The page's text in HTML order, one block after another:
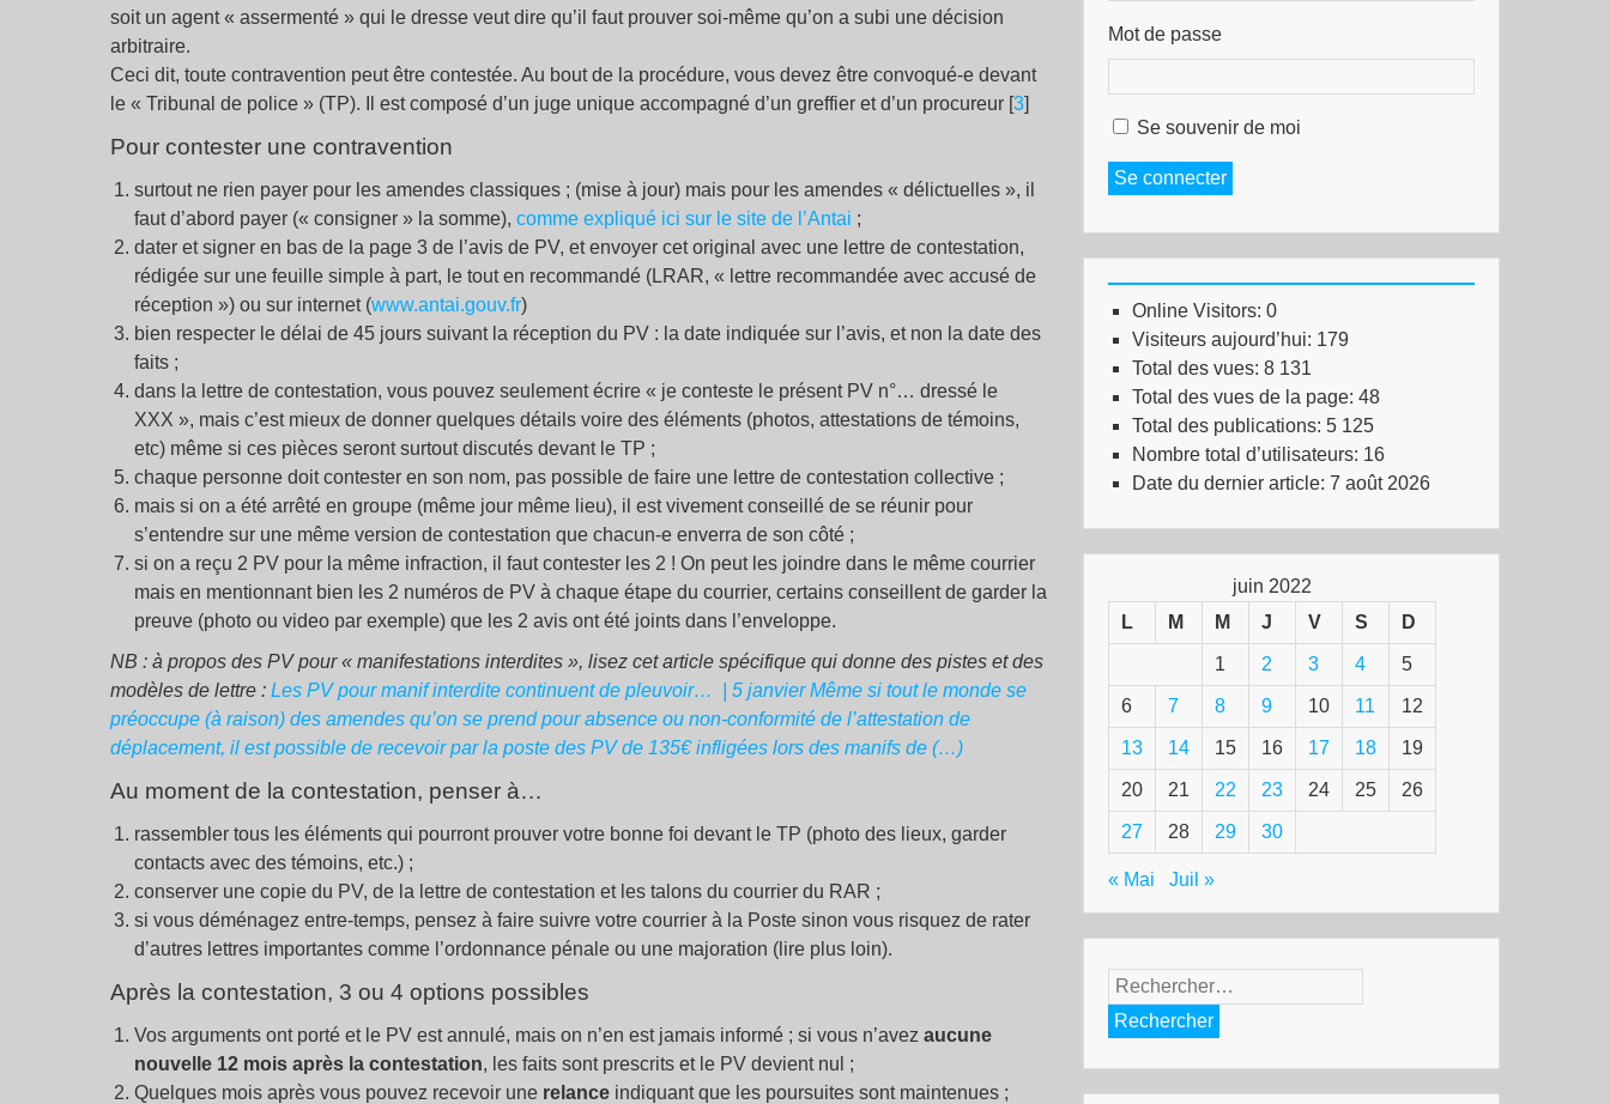
soit un agent « assermenté » qui le dresse veut dire qu’il faut prouver soi-même qu’on a subi une décision
arbitraire.
Ceci dit, toute contravention peut être contestée. Au bout de la procédure, vous devez être convoqué-e devant
le « Tribunal de police » (TP). Il est composé d’un juge unique accompagné d’un greffier et d’un procureur [3]
Pour contester une contravention
surtout ne rien payer pour les amendes classiques ; (mise à jour) mais pour les amendes « délictuelles », il
faut d’abord payer (« consigner » la somme), comme expliqué ici sur le site de l’Antai ;
dater et signer en bas de la page 3 de l’avis de PV, et envoyer cet original avec une lettre de contestation,
rédigée sur une feuille simple à part, le tout en recommandé (LRAR, « lettre recommandée avec accusé de
réception ») ou sur internet (www.antai.gouv.fr)
bien respecter le délai de 45 jours suivant la réception du PV : la date indiquée sur l’avis, et non la date des
faits ;
dans la lettre de contestation, vous pouvez seulement écrire « je conteste le présent PV n°… dressé le
XXX », mais c’est mieux de donner quelques détails voire des éléments (photos, attestations de témoins,
etc) même si ces pièces seront surtout discutés devant le TP ;
chaque personne doit contester en son nom, pas possible de faire une lettre de contestation collective ;
mais si on a été arrêté en groupe (même jour même lieu), il est vivement conseillé de se réunir pour
s’entendre sur une même version de contestation que chacun-e enverra de son côté ;
si on a reçu 2 PV pour la même infraction, il faut contester les 2 ! On peut les joindre dans le même courrier
mais en mentionnant bien les 2 numéros de PV à chaque étape du courrier, certains conseillent de garder la
preuve (photo ou video par exemple) que les 2 avis ont été joints dans l’enveloppe.
NB : à propos des PV pour « manifestations interdites », lisez cet article spécifique qui donne des pistes et des
modèles de lettre : Les PV pour manif interdite continuent de pleuvoir… | 5 janvierMême si tout le monde se
préoccupe (à raison) des amendes qu’on se prend pour absence ou non-conformité de l’attestation de
déplacement, il est possible de recevoir par la poste des PV de 135€ infligées lors des manifs de (…)
Au moment de la contestation, penser à…
rassembler tous les éléments qui pourront prouver votre bonne foi devant le TP (photo des lieux, garder
contacts avec des témoins, etc.) ;
conserver une copie du PV, de la lettre de contestation et les talons du courrier du RAR ;
si vous déménagez entre-temps, pensez à faire suivre votre courrier à la Poste sinon vous risquez de rater
d’autres lettres importantes comme l’ordonnance pénale ou une majoration (lire plus loin).
Après la contestation, 3 ou 4 options possibles
Vos arguments ont porté et le PV est annulé, mais on n’en est jamais informé ; si vous n’avez aucune
nouvelle 12 mois après la contestation, les faits sont prescrits et le PV devient nul ;
Quelques mois après vous pouvez recevoir une relance indiquant que les poursuites sont maintenues ;
Mot de passe
Se souvenir de moi
Se connecter
Online Visitors: 0
Visiteurs aujourd’hui: 179
Total des vues: 8 131
Total des vues de la page: 48
Total des publications: 5 125
Nombre total d’utilisateurs: 16
Date du dernier article: 7 août 2026
juin 2022
L
M M J V S D
1 2 3 4 5
6 7 8 9 10 11 12
13 14 15 16 17 18 19
20 21 22 23 24 25 26
27 28 29 30
« Mai Juil »
Rechercher :